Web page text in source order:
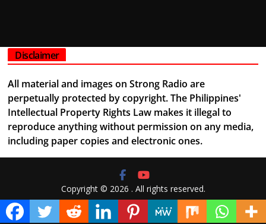
Disclaimer
All material and images on Strong Radio are
perpetually protected by copyright. The Philippines'
Intellectual Property Rights Law makes it illegal to
reproduce anything without permission on any media,
including paper copies and electronic ones.
Copyright © 2026 . All rights reserved.
Theme:ColorMagby ThemeGrill. Powered byWordPress.